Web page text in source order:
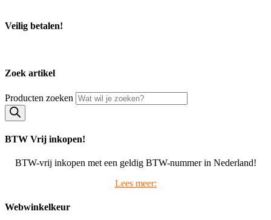
Veilig betalen!
Zoek artikel
Producten zoeken
BTW Vrij inkopen!
BTW-vrij inkopen met een geldig BTW-nummer in Nederland!
Lees meer:
Webwinkelkeur